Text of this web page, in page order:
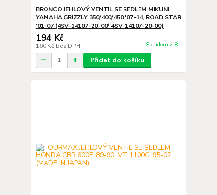
BRONCO JEHLOVÝ VENTIL SE SEDLEM MIKUNI
YAMAHA GRIZZLY 350/400/450 '07-14, ROAD STAR
'01-07 (4SV-14107-20-00/ 4SV-14107-20-00)
194 Kč
160 Kč bez DPH Skladem > 8
Přidat do košíku